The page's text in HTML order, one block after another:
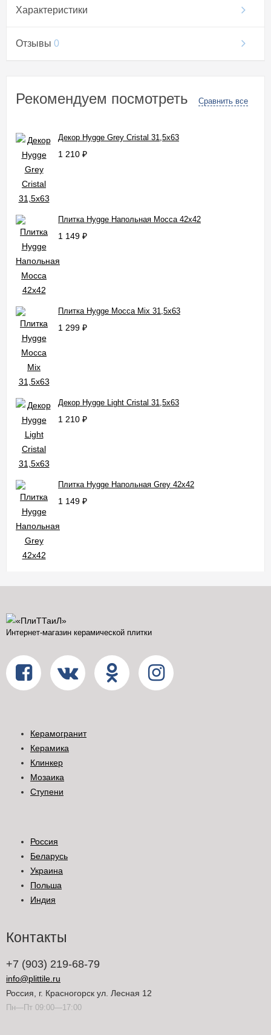
Характеристики
Отзывы 0
Рекомендуем посмотреть Сравнить все
Декор Hygge Grey Cristal 31,5x63
1 210 ₽
Плитка Hygge Напольная Mocca 42x42
1 149 ₽
Плитка Hygge Mocca Mix 31,5x63
1 299 ₽
Декор Hygge Light Cristal 31,5x63
1 210 ₽
Плитка Hygge Напольная Grey 42x42
1 149 ₽
Интернет-магазин керамической плитки
Керамогранит
Керамика
Клинкер
Мозаика
Ступени
Россия
Беларусь
Украина
Польша
Индия
Контакты
+7 (903) 219-68-79
info@plittile.ru
Россия, г. Красногорск ул. Лесная 12
Пн—Пт 09:00—17:00